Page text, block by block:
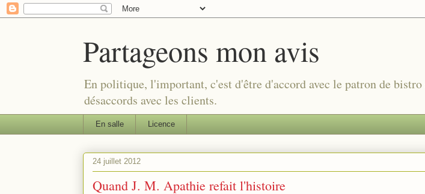
Partageons mon avis
En politique, l'important, c'est d'être d'accord avec le patron de
désaccords avec les clients.
En salle Licence
24 juillet 2012
Quand J. M. Apathie refait l'histoire